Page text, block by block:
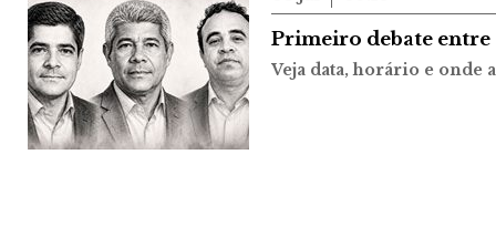
Primeiro debate entre
Veja data, horário e onde